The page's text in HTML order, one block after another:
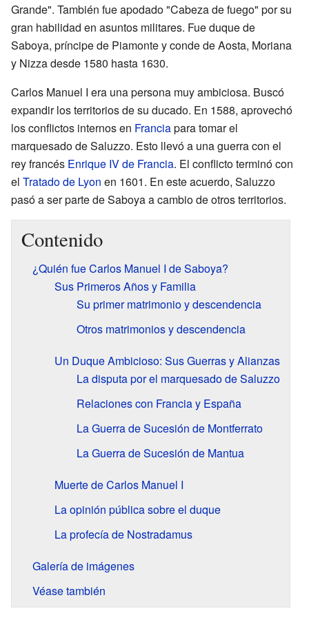
Grande". También fue apodado "Cabeza de fuego" por su
gran habilidad en asuntos militares. Fue duque de
Saboya, príncipe de Piamonte y conde de Aosta, Moriana
y Nizza desde 1580 hasta 1630.
Carlos Manuel I era una persona muy ambiciosa. Buscó
expandir los territorios de su ducado. En 1588, aprovechó
los conflictos internos en Franciapara tomar el
marquesado de Saluzzo. Esto llevó a una guerra con el
rey francés Enrique IV de Francia. El conflicto terminó con
el Tratado de Lyon en 1601. En este acuerdo, Saluzzo
pasó a ser parte de Saboya a cambio de otros territorios.
Contenido
¿Quién fue Carlos Manuel I de Saboya?
Sus Primeros Años y Familia
Su primer matrimonio y descendencia
Otros matrimonios y descendencia
Un Duque Ambicioso: Sus Guerras y Alianzas
La disputa por el marquesado de Saluzzo
Relaciones con Francia y España
La Guerra de Sucesión de Montferrato
La Guerra de Sucesión de Mantua
Muerte de Carlos Manuel I
La opinión pública sobre el duque
La profecía de Nostradamus
Galería de imágenes
Véase también